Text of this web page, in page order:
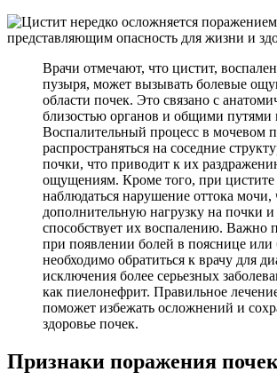
Врачи отмечают, что цистит,
пузыря, может вызывать болевые
области почек. Это связано с
близостью органов и общими путями
Воспалительный процесс в мочевом
распространяться на соседние
почки, что приводит к их
ощущениям. Кроме того, при
наблюдаться нарушение оттока мочи,
дополнительную нагрузку на почки и
способствует их воспалению. Важно
при появлении болей в пояснице или
необходимо обратиться к врачу для
исключения более серьезных
как пиелонефрит. Правильное
поможет избежать осложнений и
здоровье почек.
Признаки поражения почек